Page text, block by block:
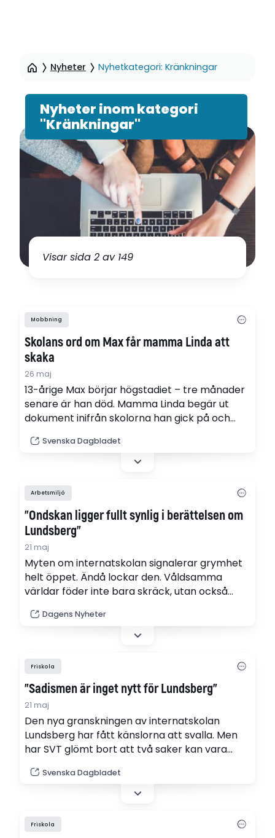
sidinnehåll
Nyheter Nyhetkategori: Kränkningar
Nyheter inom kategori
"Kränkningar"
Visar sida 2 av 149
Mobbning
Skolans ord om Max får mamma Linda att
skaka
26 maj
13-årige Max börjar högstadiet – tre månader
senare är han död. Mamma Linda begär ut
dokument inifrån skolorna han gick på och
fallet i nya poddserien ”Varför dog Max?”.
Svenska Dagbladet
Arbetsmiljö
"Ondskan ligger fullt synlig i berättelsen om
Lundsberg"
21 maj
Myten om internatskolan signalerar grymhet
helt öppet. Ändå lockar den. Våldsamma
världar föder inte bara skräck, utan också
Dagens Nyheter
Friskola
"Sadismen är inget nytt för Lundsberg"
21 maj
Den nya granskningen av internatskolan
Lundsberg har fått känslorna att svalla. Men
har SVT glömt bort att två saker kan vara
en kommentar.
Svenska Dagbladet
Friskola